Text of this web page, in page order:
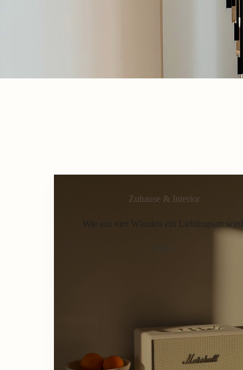
Zuhause & Interior
Wie aus vier Wänden ein Lieblingsort wird.